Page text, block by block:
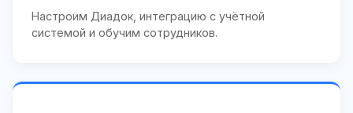
Настроим Диадок, интеграцию с учётной
системой и обучим сотрудников.